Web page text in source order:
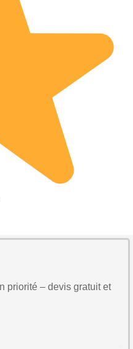
priorité – devis gratuit et